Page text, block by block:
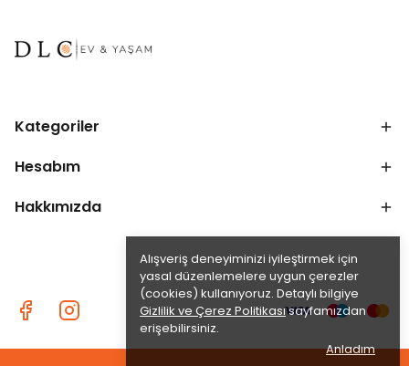
Alışveriş deneyiminizi iyileştirmek için
yasal düzenlemelere uygun çerezler
(cookies) kullanıyoruz. Detaylı bilgiye
Gizlilik ve Çerez Politikasısayfamızdan
erişebilirsiniz.
Anladım
Kategoriler
Hesabım
Hakkımızda